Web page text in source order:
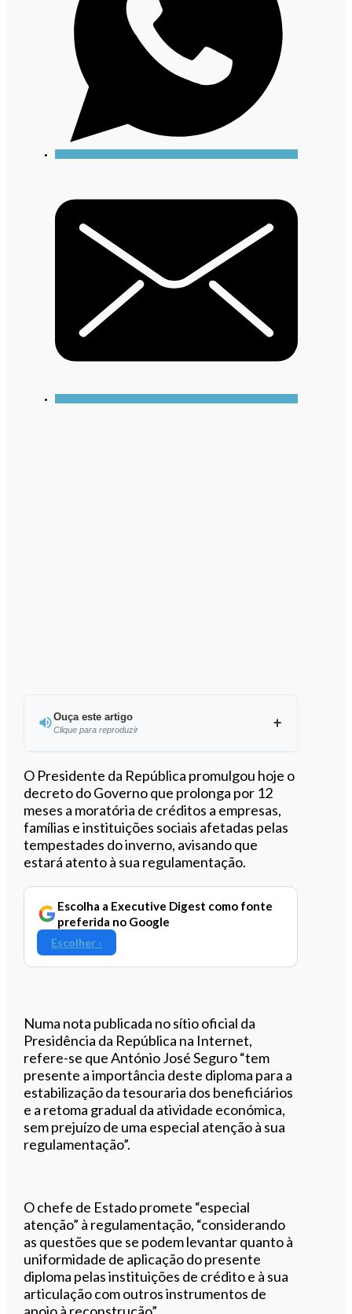
Ouça este artigo
Clique para reproduzir
Ouvir este artigo
O Presidente da República promulgou hoje o
decreto do Governo que prolonga por 12
meses a moratória de créditos a empresas,
famílias e instituições sociais afetadas pelas
tempestades do inverno, avisando que
estará atento à sua regulamentação.
Escolha a Executive Digest como fonte
preferida no Google
Escolher ›
Numa nota publicada no sítio oficial da
Presidência da República na Internet,
refere-se que António José Seguro “tem
presente a importância deste diploma para a
estabilização da tesouraria dos beneficiários
e a retoma gradual da atividade económica,
sem prejuízo de uma especial atenção à sua
regulamentação”.
O chefe de Estado promete “especial
atenção” à regulamentação, “considerando
as questões que se podem levantar quanto à
uniformidade de aplicação do presente
diploma pelas instituições de crédito e à sua
articulação com outros instrumentos de